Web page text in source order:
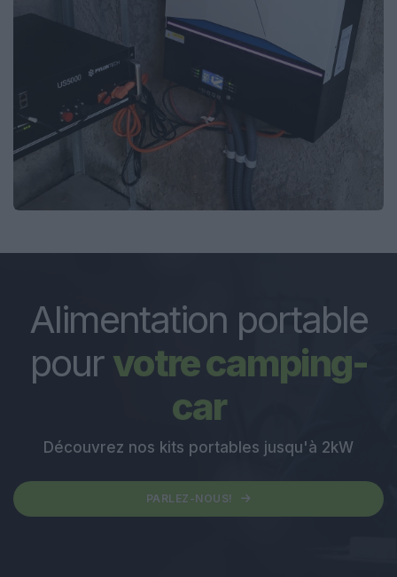
Alimentation portable
pourvotre camping-
car
Découvrez nos kits portables jusqu'à 2kW
PARLEZ-NOUS!